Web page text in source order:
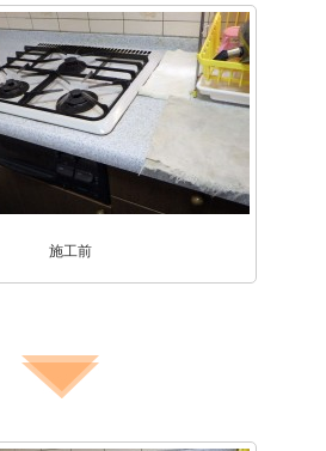
施工前